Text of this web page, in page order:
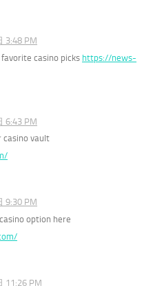
3:48 PM
casino picks https://news-
6:43 PM
casino vault
9:30 PM
option here
11:26 PM